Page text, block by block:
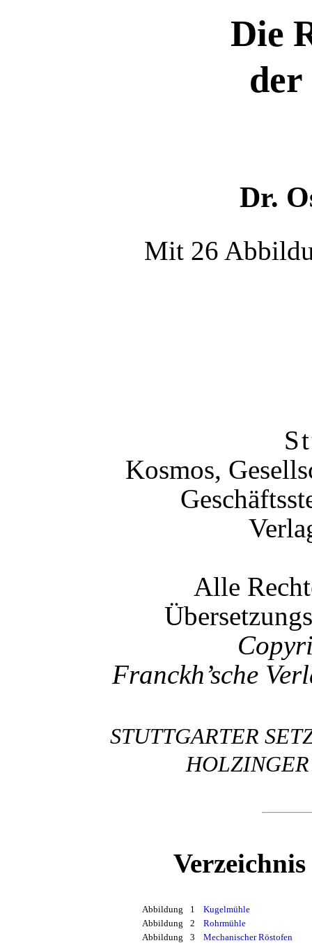
Die
der
Dr.
Mit 26
Kosmos,
Alle
Franckh’sche
STUTTGARTER
Abbildung 1
Kugelmühle
Abbildung
2
Rohrmühle
Abbildung
3
Mechanischer Röstofen